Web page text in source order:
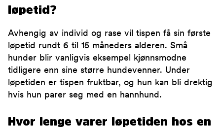
løpetid?
Avhengig av individ og rase vil tispen få sin første
løpetid rundt 6 til 15 måneders alderen. Små
hunder blir vanligvis eksempel kjønnsmodne
tidligere enn sine større hundevenner. Under
løpetiden er tispen fruktbar, og hun kan bli drektig
hvis hun parer seg med en hannhund.
Hvor lenge varer løpetiden hos en